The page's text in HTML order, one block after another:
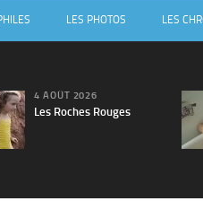
LES PHOTOS LES
4 AOÛT 2026
Les Roches Rouges